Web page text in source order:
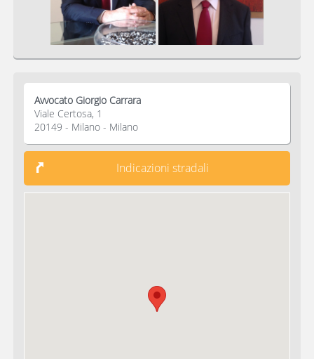
Avvocato Giorgio Carrara
Viale Certosa, 1
20149 - Milano - Milano
Indicazioni stradali